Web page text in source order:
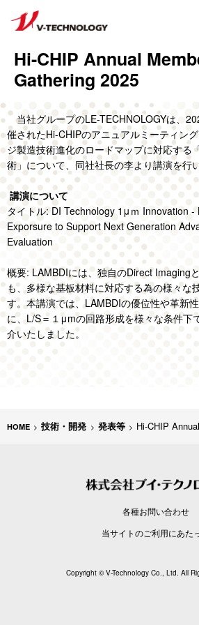
Hi-CHIP Annual
Gathering 2025
当社グループのLE-TECHNOLOGYは、
催されたHi-CHIPのアニュアルミーティン
ジ製造技術進化のロードマップに対応する
術」について、同社社長の李より講演を行
講演について
タイトル: DI Technology 1μｍ Innovation
Exporsure to Support Next Generation
Evaluation
概要: LAMBDIには、独自のDirect Imaging
も、多様な基板材料に対応する為の様々な
す。本講演では、LAMBDIの優位性や革新
に、L/S＝１μmの回路形成を様々な条件下
介いたしました。
企業情報
IR情報
採用情報
技術・開発
お問い合わせ
ENGLISH
技術・開発 発表等 Hi-CHIP
各種お問い合わせ
当サイトのご利用にあた
Copyright © V-Technology Co., Ltd. All